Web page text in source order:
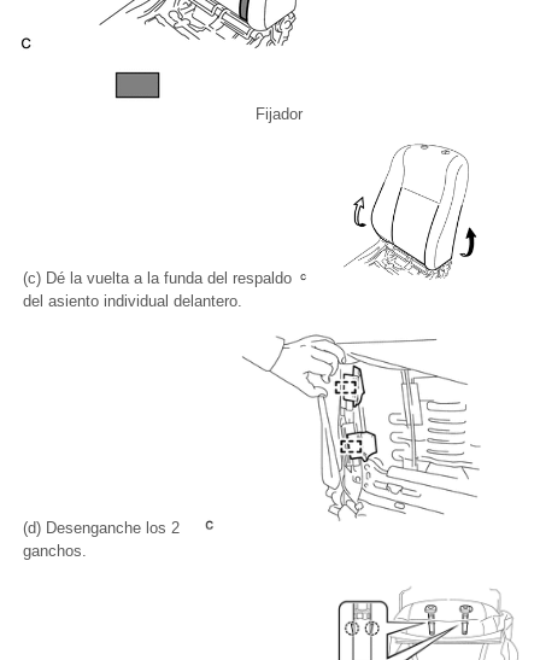
Fijador
(c) Dé la vuelta a la funda del respaldo
del asiento individual delantero.
(d) Desenganche los 2
ganchos.